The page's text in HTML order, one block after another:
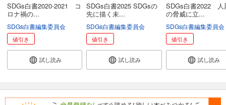
SDGs白書2020-2021 コ
ロナ禍の...
SDGs白書編集委員会
値引き
試し読み
SDGs白書2025 SDGsの
先に描く未...
SDGs白書編集委員会
値引き
試し読み
SDGs白書2022 人
の脅威に立...
SDGs白書編集委員会
値引き
試し読み